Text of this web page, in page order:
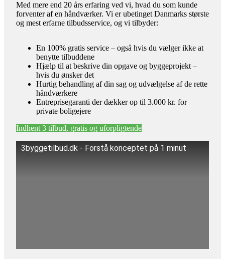
Med mere end 20 års erfaring ved vi, hvad du som kunde
forventer af en håndværker. Vi er ubetinget Danmarks største
og mest erfarne tilbudsservice, og vi tilbyder:
En 100% gratis service – også hvis du vælger ikke at
benytte tilbuddene
Hjælp til at beskrive din opgave og byggeprojekt –
hvis du ønsker det
Hurtig behandling af din sag og udvælgelse af de rette
håndværkere
Entreprisegaranti der dækker op til 3.000 kr. for
private boligejere
Indhent 3 tilbud, gratis og uforpligtende
3byggetilbud.dk - Forstå konceptet på 1 minut